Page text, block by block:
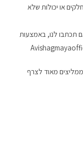
או יכולות שלא
תכתבו לנו, באמצעות
מאוד לצרף